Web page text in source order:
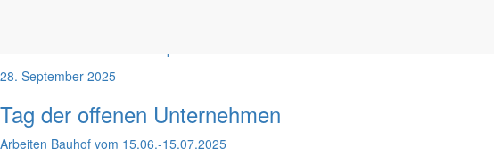
28. September 2025
Tag der offenen Unternehmen
Arbeiten Bauhof vom 15.06.-15.07.2025